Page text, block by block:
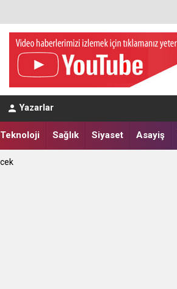
Yazarlar
Teknoloji Sağlık Siyaset Asayiş